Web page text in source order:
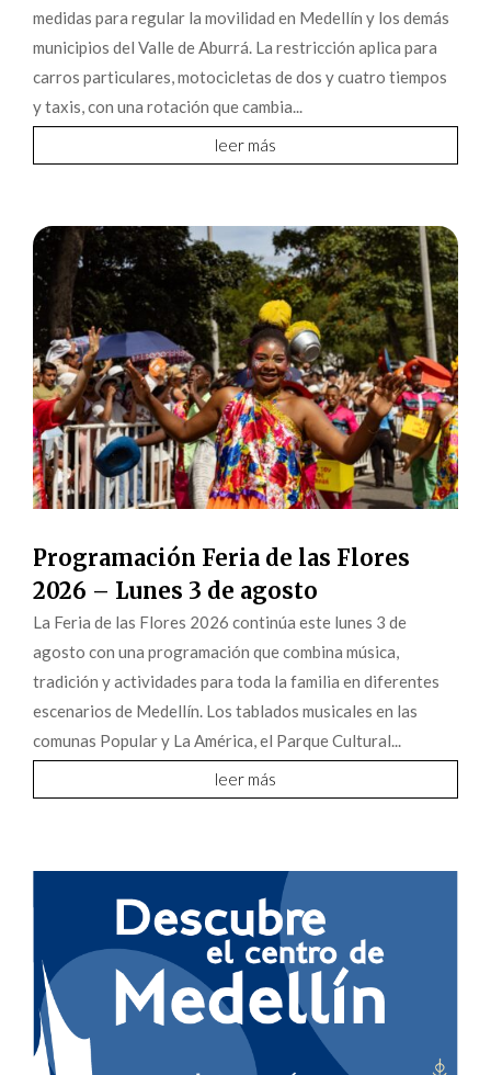
medidas para regular la movilidad en Medellín y los demás
municipios del Valle de Aburrá. La restricción aplica para
carros particulares, motocicletas de dos y cuatro tiempos
y taxis, con una rotación que cambia...
leer más
Programación Feria de las Flores
2026 – Lunes 3 de agosto
La Feria de las Flores 2026 continúa este lunes 3 de
agosto con una programación que combina música,
tradición y actividades para toda la familia en diferentes
escenarios de Medellín. Los tablados musicales en las
comunas Popular y La América, el Parque Cultural...
leer más